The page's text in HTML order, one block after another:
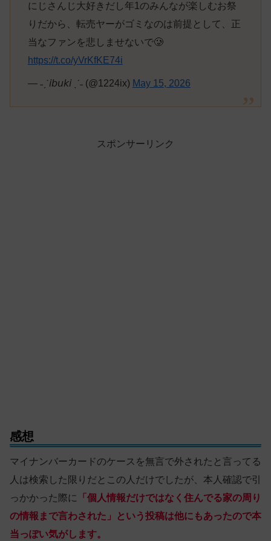
にじさんじ大好きだし年1のみんなが楽しむお祭
りだから、転売ヤーがゴミなのは前提として、正
当なファンを悲しませないで🥲
https://t.co/yVrKfKE74i
— ˗ˏˋ𝘪𝘣𝘶𝘬𝘪 ˎˊ˗ (@1224ix) May 15, 2026
スポンサーリンク
感想
マイナンバーカードのケースを無言で外されたと言ってる
人は検索した限りだとこの人だけでしたが、本人確認で引
っかかった際に
「個人情報だけではなく住んでる家の周り
の情報まで言わされた」という投稿は他にもあったので本
当っぽい気がします。